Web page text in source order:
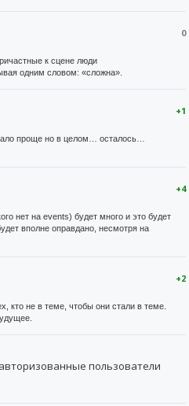
0
к сцене люди
одним словом: «сложна».
+1
проще но в целом… осталось…
+4
нет на events) будет много и это будет
вполне оправдано, несмотря на
+2
кто не в теме, чтобы они стали в теме.
пользователи